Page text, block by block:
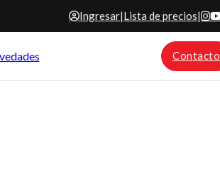
Ingresar|Lista de precios|
Contacto